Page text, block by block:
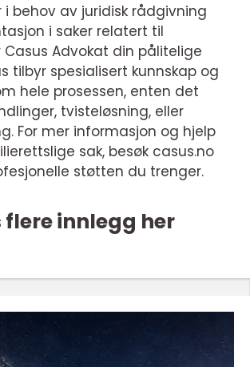
i behov av juridisk rådgivning
i saker relatert til
Advokat din pålitelige
tilbyr spesialisert kunnskap og
hele prosessen, enten det
tvisteløsning, eller
For mer informasjon og hjelp
sak, besøk casus.no
støtten du trenger.
flere innlegg her